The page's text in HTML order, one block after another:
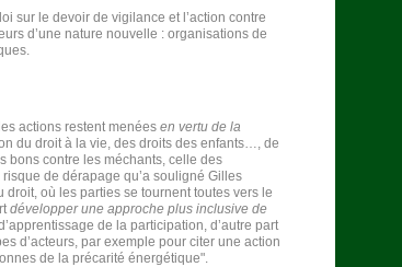
sur le devoir de vigilance et l’action contre
d’une nature nouvelle : organisations de
actions restent menées en vertu de la
du droit à la vie, des droits des enfants…, de
bons contre les méchants, celle des
de dérapage qu’a souligné Gilles
où les parties se tournent toutes vers le
développer une approche plus inclusive de
de la participation, d’autre part
d’acteurs, par exemple pour citer une action
de la précarité énergétique".